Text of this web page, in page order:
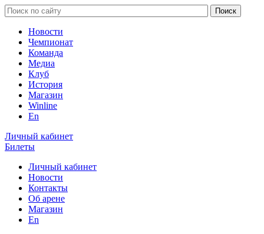
Новости
Чемпионат
Команда
Медиа
Клуб
История
Магазин
Winline
En
Личный кабинет
Билеты
Личный кабинет
Новости
Контакты
Об арене
Магазин
En